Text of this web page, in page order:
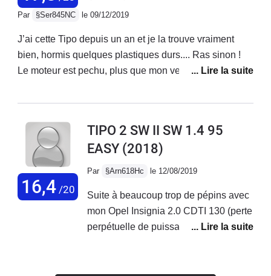
colorées pour les faire revenir.
était en vacances
Par §Ser845NC le 09/12/2019
J’ai cette Tipo depuis un an et je la trouve vraiment
bien, hormis quelques plastiques durs.... Ras sinon !
Le moteur est pechu, plus que mon verso 126 D4D qui
qualité - prix est imbattable, et je sais de quoi je parle
les deux ans environ! Bravo Fiat, sortez la en hybride.
16,4/20
TIPO 2 SW II SW 1.4 95
EASY (2018)
Par §Arn618Hc le 12/08/2019
Suite à beaucoup trop de pépins avec
mon Opel Insignia 2.0 CDTI 130 (perte
perpétuelle de puissance, soucis
etc..), je me suis résolu à la vendre